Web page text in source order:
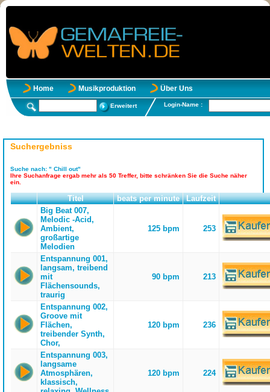
Home Musikproduktion Über Uns
Erweitert Login-Name :
Suchergebniss
Suche nach: " Chill out"
Ihre Suchanfrage ergab mehr als 50 Treffer, bitte schränken Sie die Suche näher
ein.
Titel beats per minute
Laufzeit
Big Beat 007,
Melodic -Acid,
Ambient,
großartige
Melodien
125 bpm 253
Entspannung 001,
langsam, treibend
mit
Flächensounds,
traurig
90 bpm 213
Entspannung 002,
Groove mit
Flächen,
treibender Synth,
Chor,
120 bpm 236
Entspannung 003,
langsame
Atmosphären,
klassisch,
120 bpm 224